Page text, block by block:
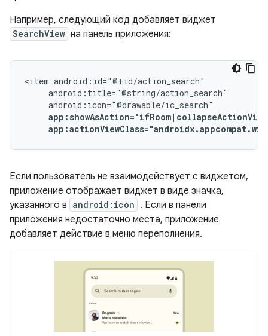
Например, следующий код добавляет виджет
SearchView на панель приложения:
<item
Если пользователь не взаимодействует с виджетом,
приложение отображает виджет в виде значка,
указанного в android:icon . Если в панели
приложения недостаточно места, приложение
добавляет действие в меню переполнения.